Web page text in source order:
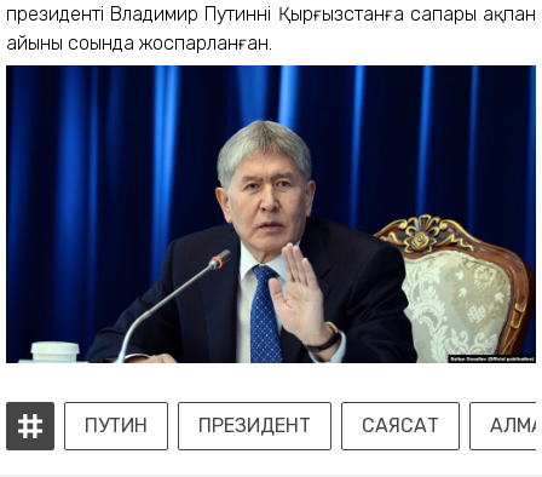
президенті Владимир Путиннің Қырғызстанға сапары ақпан
айының соңында жоспарланған.
ПУТИН ПРЕЗИДЕНТ САЯСАТ